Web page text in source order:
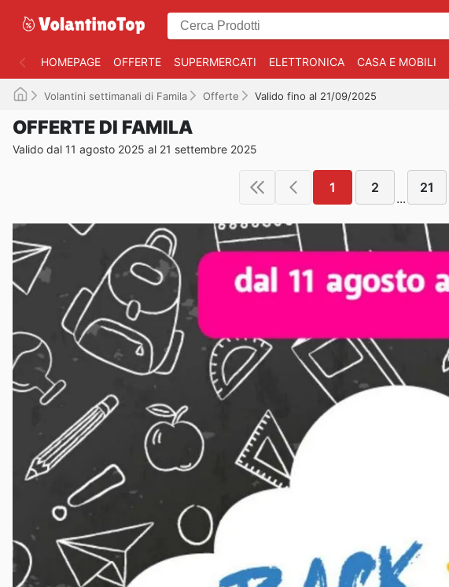
HOMEPAGE OFFERTE SUPERMERCATI ELETTRONICA CASA E MOBILI
Volantini settimanali di Famila Offerte Valido fino al 21/09/2025
OFFERTE DI FAMILA
Valido dal 11 agosto 2025 al 21 settembre 2025
1 2
...
21